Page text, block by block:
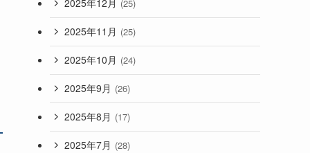
2025年12月 (25)
2025年11月 (25)
2025年10月 (24)
2025年9月 (26)
2025年8月 (17)
2025年7月 (28)